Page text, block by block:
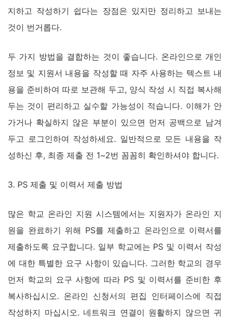
지하고 작성하기 쉽다는 장점은 있지만 정리하고 보내는
것이 번거롭다.
두 가지 방법을 결합하는 것이 좋습니다. 온라인으로 개인
정보 및 지원서 내용을 작성할 때 자주 사용하는 텍스트 내
용을 준비하여 따로 보관해 두고, 양식 작성 시 직접 복사해
두는 것이 편리하고 실수할 가능성이 적습니다. 이해가 안
가거나 확실하지 않은 부분이 있으면 먼저 공백으로 남겨
두고 로그인하여 작성하세요. 일반적으로 모든 내용을 작
성하신 후, 최종 제출 전 1~2번 꼼꼼히 확인하셔야 합니다.
3. PS 제출 및 이력서 제출 방법
많은 학교 온라인 지원 시스템에서는 지원자가 온라인 지
원을 완료하기 위해 PS를 제출하고 온라인으로 이력서를
제출하도록 요구합니다. 일부 학교에는 PS 및 이력서 작성
에 대한 특별한 요구 사항이 있습니다. 그러한 학교의 경우
먼저 학교의 요구 사항에 따라 PS 및 이력서를 준비한 후
복사하십시오. 온라인 신청서의 편집 인터페이스에 직접
작성하지 마십시오. 네트워크 연결이 원활하지 않으면 귀